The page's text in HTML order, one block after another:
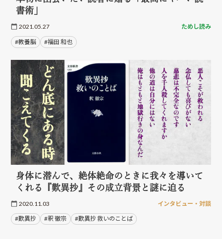
書術」
2021.05.27 ためし読み
#教養脳 #福田 和也
身体に潜んで、絶体絶命のときに我々を導いて
くれる『歎異抄』その成立背景と謎に迫る
2020.11.03 インタビュー・対談
#歎異抄 #釈 徹宗 #歎異抄 救いのことば